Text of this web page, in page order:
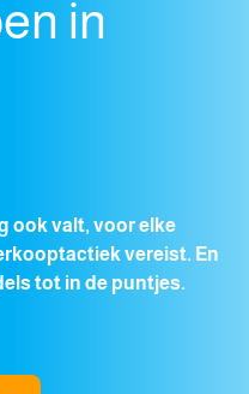
in
ook valt, voor elke
vereist. En
tot in de puntjes.